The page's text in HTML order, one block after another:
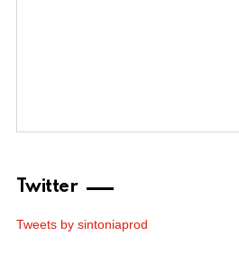
Twitter
Tweets by sintoniaprod